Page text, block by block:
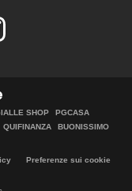
SHOP
PGCASA
QUIFINANZA
BUONISSIMO
Preferenze sui cookie